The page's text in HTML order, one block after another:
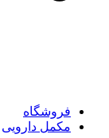
فروشگاه
مکمل دارویی